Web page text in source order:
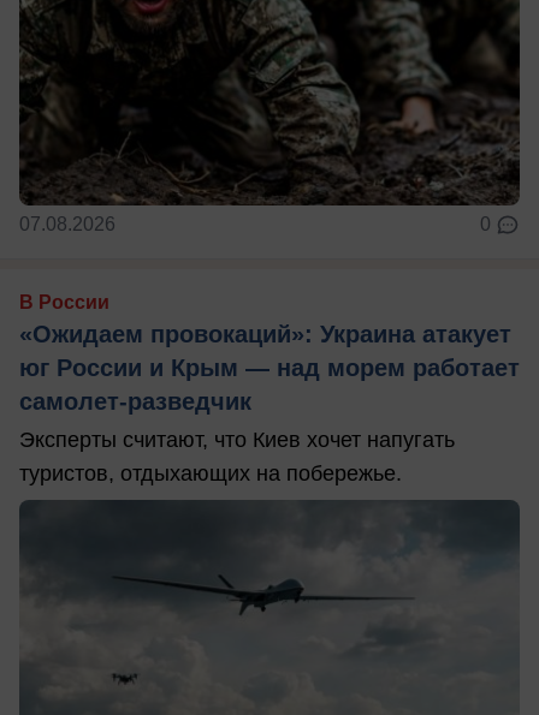
07.08.2026 0
В России
«Ожидаем провокаций»: Украина атакует
юг России и Крым — над морем работает
самолет-разведчик
Эксперты считают, что Киев хочет напугать
туристов, отдыхающих на побережье.